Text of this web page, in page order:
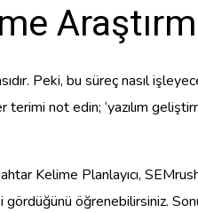
Peki, bu süreç nasıl
not edin; ‘yazılım
Kelime Planlayıcı,
öğrenebilirsiniz.